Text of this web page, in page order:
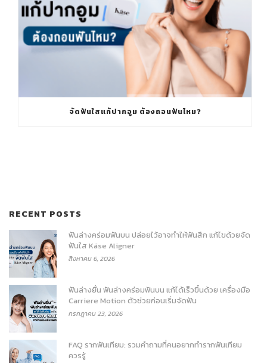
จัดฟันใสแก้ปากอูม ต้องถอนฟันไหม?
RECENT POSTS
ฟันล่างคร่อมฟันบน ปล่อยไว้อาจทำให้ฟันสึก แก้ไขด้วยจัด
ฟันใส Käse Aligner
สิงหาคม 6, 2026
ฟันล่างยื่น ฟันล่างคร่อมฟันบน แก้ได้เร็วขึ้นด้วย เครื่องมือ
Carriere Motion ตัวช่วยก่อนเริ่มจัดฟัน
กรกฎาคม 23, 2026
FAQ รากฟันเทียม: รวมคำถามที่คนอยากทำรากฟันเทียม
ควรรู้